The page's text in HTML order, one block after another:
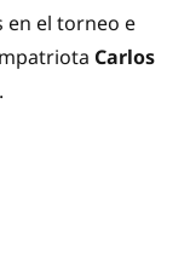
en el torneo e
Carlos
.